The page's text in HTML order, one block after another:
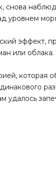
снова
уровнем
эффект,
или
которая
удалось